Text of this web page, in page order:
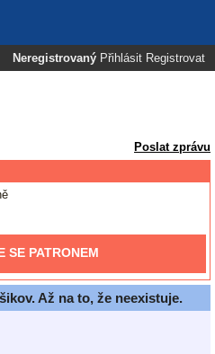
Neregistrovaný Přihlásit Registrovat
Poslat zprávu
SE PATRONEM
Až na to, že neexistuje.